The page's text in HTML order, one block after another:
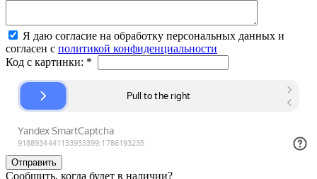
Я даю согласие на обработку персональных данных и
согласен с политикой конфиденциальности
Код с картинки: *
Сообщить, когда будет в наличии?